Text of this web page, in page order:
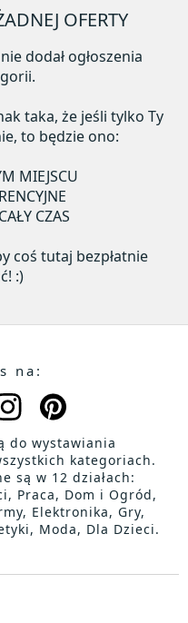
OFERTY
dodał ogłoszenia
taka, że jeśli tylko Ty
to będzie ono:
MIEJSCU
CZAS
coś tutaj bezpłatnie
:)
na:
do wystawiania
kategoriach.
są w 12 działach:
Praca, Dom i Ogród,
Elektronika, Gry,
Moda, Dla Dzieci.